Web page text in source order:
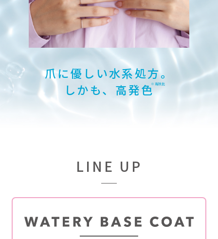
爪に優しい水系処方。
しかも、 高発色※当社比
LINE UP